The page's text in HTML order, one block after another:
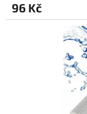
je
5,0
96 Kč